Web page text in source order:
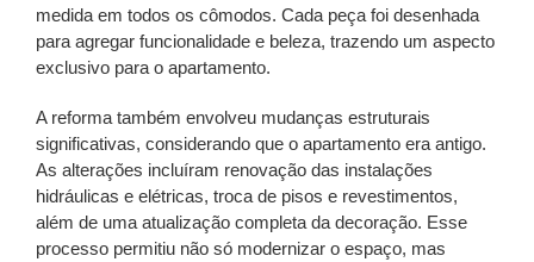
medida em todos os cômodos. Cada peça foi desenhada
para agregar funcionalidade e beleza, trazendo um aspecto
exclusivo para o apartamento.
A reforma também envolveu mudanças estruturais
significativas, considerando que o apartamento era antigo.
As alterações incluíram renovação das instalações
hidráulicas e elétricas, troca de pisos e revestimentos,
além de uma atualização completa da decoração. Esse
processo permitiu não só modernizar o espaço, mas